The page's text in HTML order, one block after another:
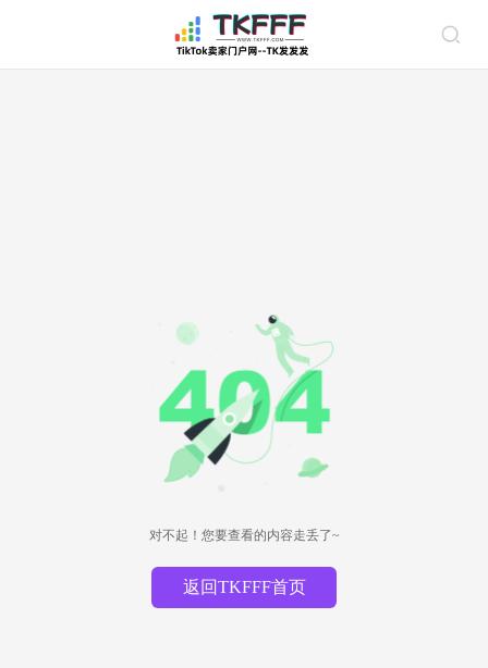
对不起！您要查看的内容走丢了~
返回TKFFF首页